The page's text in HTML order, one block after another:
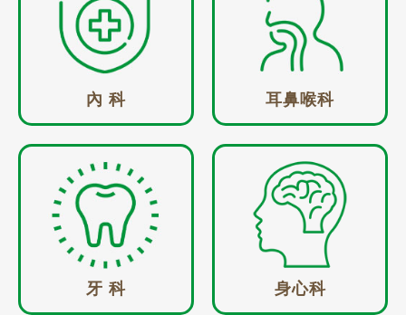
內 科 耳鼻喉科
牙 科 身心科